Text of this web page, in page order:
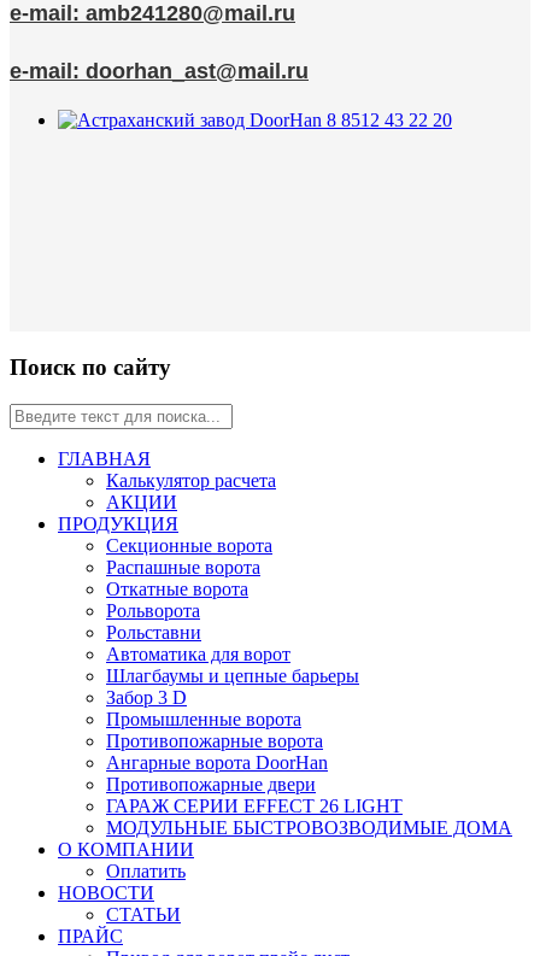
e-mail: amb241280@mail.ru
e-mail: doorhan_ast@mail.ru
Поиск по сайту
ГЛАВНАЯ
Калькулятор расчета
АКЦИИ
ПРОДУКЦИЯ
Секционные ворота
Распашные ворота
Откатные ворота
Рольворота
Рольставни
Автоматика для ворот
Шлагбаумы и цепные барьеры
Забор 3 D
Промышленные ворота
Противопожарные ворота
Ангарные ворота DoorHan
Противопожарные двери
ГАРАЖ СЕРИИ EFFECT 26 LIGHT
МОДУЛЬНЫЕ БЫСТРОВОЗВОДИМЫЕ ДОМА
О КОМПАНИИ
Оплатить
НОВОСТИ
СТАТЬИ
ПРАЙС